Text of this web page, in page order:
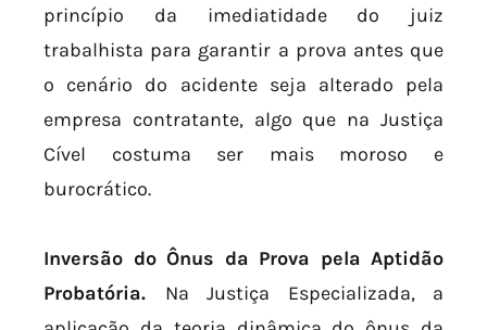
princípio da imediatidade do juiz
trabalhista para garantir a prova antes que
o cenário do acidente seja alterado pela
empresa contratante, algo que na Justiça
Cível costuma ser mais moroso e
burocrático.
Inversão do Ônus da Prova pela Aptidão
Probatória. Na Justiça Especializada, a